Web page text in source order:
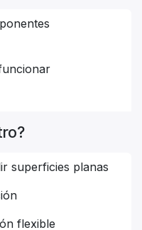
superficies planas
flexible